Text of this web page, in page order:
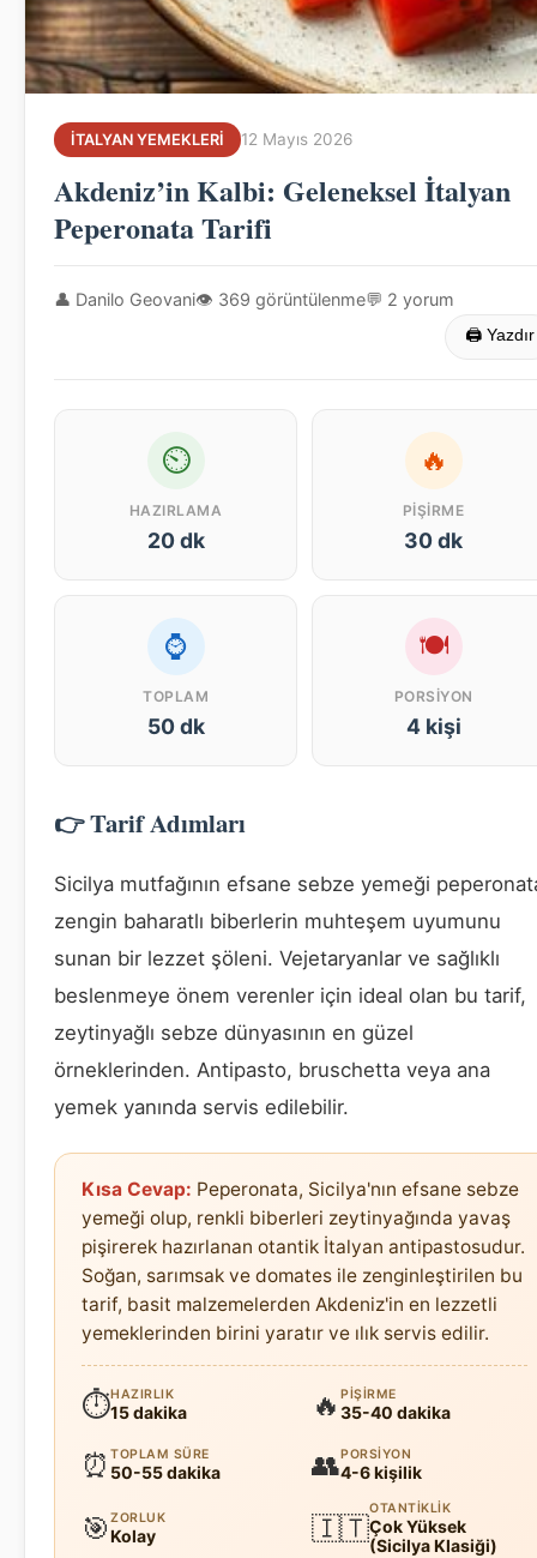
İTALYAN YEMEKLERI 12 Mayıs 2026
Akdeniz’in Kalbi: Geleneksel İtalyan
Peperonata Tarifi
👤 Danilo Geovani👁 369 görüntülenme💬 2 yorum
🖨 Yazdır
⏲
HAZIRLAMA
20 dk
🔥
PIŞIRME
30 dk
⌚
TOPLAM
50 dk
🍽
PORSIYON
4 kişi
👉 Tarif Adımları
Sicilya mutfağının efsane sebze yemeği
zengin baharatlı biberlerin muhteşem uyumunu
sunan bir lezzet şöleni. Vejetaryanlar ve sağlıklı
beslenmeye önem verenler için ideal olan bu tarif,
zeytinyağlı sebze dünyasının en güzel
örneklerinden. Antipasto, bruschetta veya ana
yemek yanında servis edilebilir.
Kısa Cevap: Peperonata, Sicilya'nın efsane sebze
yemeği olup, renkli biberleri zeytinyağında yavaş
pişirerek hazırlanan otantik İtalyan antipastosudur.
Soğan, sarımsak ve domates ile zenginleştirilen bu
tarif, basit malzemelerden Akdeniz'in en lezzetli
yemeklerinden birini yaratır ve ılık servis edilir.
⏱HAZIRLIK
15 dakika 🔥 PIŞIRME
35-40 dakika
⏰ TOPLAM SÜRE
50-55 dakika 👥PORSIYON
4-6 kişilik
🎯 ZORLUK
Kolay 🇮🇹
OTANTIKLIK
Çok Yüksek
(Sicilya Klasiği)